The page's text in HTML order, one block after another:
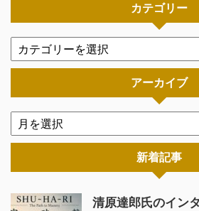
カテゴリー
アーカイブ
新着記事
清原達郎氏のイン